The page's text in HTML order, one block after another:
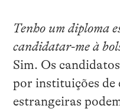
Tenho um diploma
candidatar-me à
Sim. Os
por instituições de
estrangeiras